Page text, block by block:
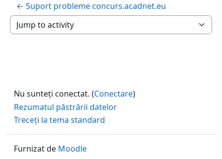
← Suport probleme concurs.acadnet.eu
Jump to activity
Nu sunteți conectat. (Conectare)
Rezumatul păstrării datelor
Treceți la tema standard
Furnizat de Moodle